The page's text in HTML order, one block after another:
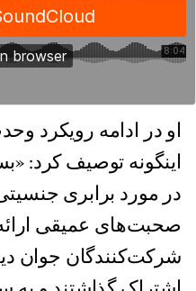
او در ادامه رویکرد
اینگونه توصیف کرد:
در مورد برابری
صحبت‌های عمیقی
شرکت‌کنندگان جوان